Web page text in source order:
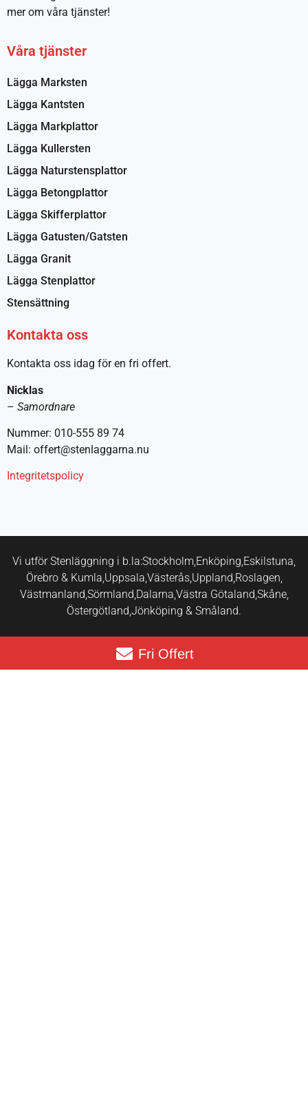
mer om våra tjänster!
Våra tjänster
Lägga Marksten
Lägga Kantsten
Lägga Markplattor
Lägga Kullersten
Lägga Naturstensplattor
Lägga Betongplattor
Lägga Skifferplattor
Lägga Gatusten/Gatsten
Lägga Granit
Lägga Stenplattor
Stensättning
Kontakta oss
Kontakta oss idag för en fri offert.
Nicklas
– Samordnare
Nummer: 010-555 89 74
Mail: offert@stenlaggarna.nu
Integritetspolicy
Vi utför Stenläggning i b.la:Stockholm, Enköping, Eskilstuna,
Örebro & Kumla, Uppsala, Västerås, Uppland, Roslagen,
Västmanland, Sörmland, Dalarna, Västra Götaland, Skåne,
Östergötland, Jönköping & Småland.
Fri Offert